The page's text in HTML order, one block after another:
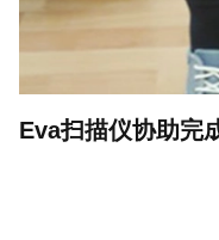
Eva扫描仪协助完